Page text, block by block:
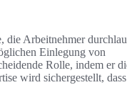
die Arbeitnehmer
Einlegung von
Rolle, indem er
wird sichergestellt,